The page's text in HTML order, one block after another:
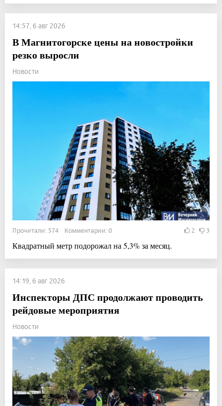
14:57, 6 авг 2026
В Магнитогорске цены на новостройки
резко выросли
Новости
Прочитали: 574 Комментарии: 0 2 3
Квадратный метр подорожал на 5,3% за месяц.
14:19, 6 авг 2026
Инспекторы ДПС продолжают проводить
рейдовые мероприятия
Новости